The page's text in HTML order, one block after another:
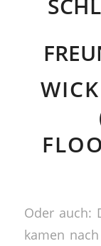
Oder auch:
kamen